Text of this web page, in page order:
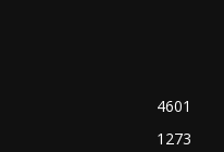
4601
1273